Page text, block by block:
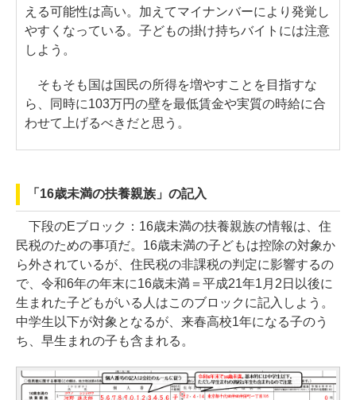
える可能性は高い。加えてマイナンバーにより発覚し
やすくなっている。子どもの掛け持ちバイトには注意
しよう。
そもそも国は国民の所得を増やすことを目指すな
ら、同時に103万円の壁を最低賃金や実質の時給に合
わせて上げるべきだと思う。
「16歳未満の扶養親族」の記入
下段のEブロック：16歳未満の扶養親族の情報は、住
民税のための事項だ。16歳未満の子どもは控除の対象か
ら外されているが、住民税の非課税の判定に影響するの
で、令和6年の年末に16歳未満＝平成21年1月2日以後に
生まれた子どもがいる人はこのブロックに記入しよう。
中学生以下が対象となるが、来春高校1年になる子のう
ち、早生まれの子も含まれる。